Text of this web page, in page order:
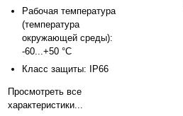
Рабочая температура
(температура
окружающей среды):
-60...+50 °С
Класс защиты: IP66
Просмотреть все
характеристики...